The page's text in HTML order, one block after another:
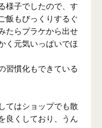
様子でしたので、す
飯もびっくりするぐ
たらプラケから出せ
く元気いっぱいでほ
習慣化もできている
てはショップでも散
良くしており、うん